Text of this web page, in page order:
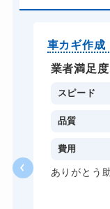
金庫カギ開け
金庫カギ修理
金庫カギ交換
ロッカーカ
車カギ作成
業者満足度
スピード
品質
費用
ありがとう